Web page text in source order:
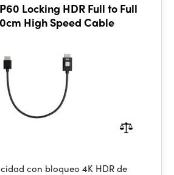
Locking HDR Full to Full
High Speed Cable
con bloqueo 4K HDR de